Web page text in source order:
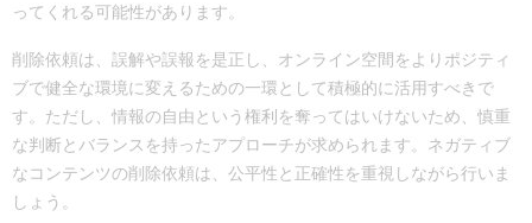
ってくれる可能性があります。
削除依頼は、誤解や誤報を是正し、オンライン空間をよりポジティ
ブで健全な環境に変えるための一環として積極的に活用すべきで
す。ただし、情報の自由という権利を奪ってはいけないため、慎重
な判断とバランスを持ったアプローチが求められます。ネガティブ
なコンテンツの削除依頼は、公平性と正確性を重視しながら行いま
しょう。